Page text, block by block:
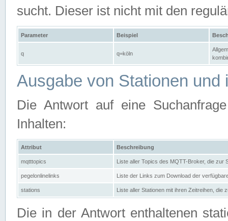
sucht. Dieser ist nicht mit den
Parameter Beispiel
q q=köln
Ausgabe von Stationen und
Die Antwort auf eine
Inhalten:
Attribut Beschreibung
mqtttopics Liste aller Topics des MQTT-Broker, die zur
pegelonlinelinks Liste der Links zum Download der
stations Liste aller Stationen mit ihren Zeitreihen, die
Die in der Antwort enthaltenen